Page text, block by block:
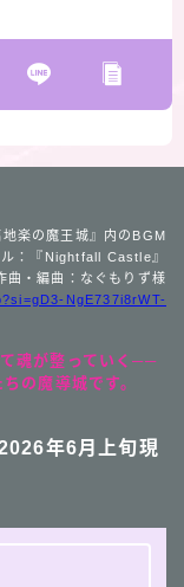
地楽の魔王城』内のBGM
：『Nightfall Castle』
曲・編曲：なぐもりず様
NgE737i8rWT-
魂が整っていく──
の魔導城です。
年6月上旬現